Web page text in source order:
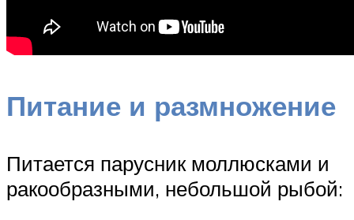
Питание и размножение
Питается парусник моллюсками и
ракообразными, небольшой рыбой: